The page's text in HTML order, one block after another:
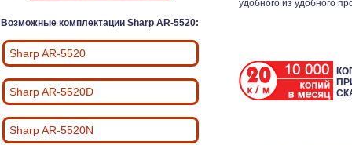
Возможные комплектации Sharp AR-5520:
Sharp AR-5520
Sharp AR-5520D
Sharp AR-5520N
удобного из удобного